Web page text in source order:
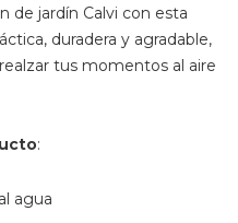
de jardín Calvi con esta
duradera y agradable,
tus momentos al aire
:
agua